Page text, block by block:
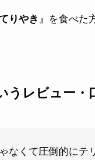
りやき 』を食べた
うレビュー・
なくて圧倒的にテ